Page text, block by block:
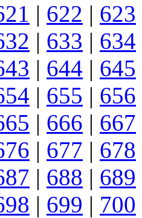
| 622 | 623
| 633 | 634
| 644 | 645
| 655 | 656
| 666 | 667
| 677 | 678
| 688 | 689
| 699 | 700